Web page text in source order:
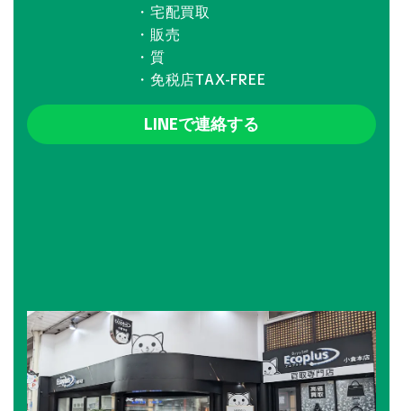
・宅配買取
・販売
・質
・免税店TAX-FREE
LINEで連絡する